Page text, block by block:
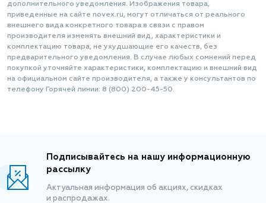
дополнительного уведомления. Изображения товара,
приведенные на сайте novex.ru, могут отличаться от реального
внешнего вида конкретного товара в связи с правом
производителя изменять внешний вид, характеристики и
комплектацию товара, не ухудшающие его качеств, без
предварительного уведомления. В случае любых сомнений перед
покупкой уточняйте характеристики, комплектацию и внешний вид
на официальном сайте производителя, а также у консультантов по
телефону Горячей линии: 8 (800) 200-45-50.
Подписывайтесь на нашу информационную
рассылку
Актуальная информация об акциях, скидках
и распродажах.